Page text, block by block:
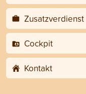
Zusatzverdienst
Cockpit
Kontakt